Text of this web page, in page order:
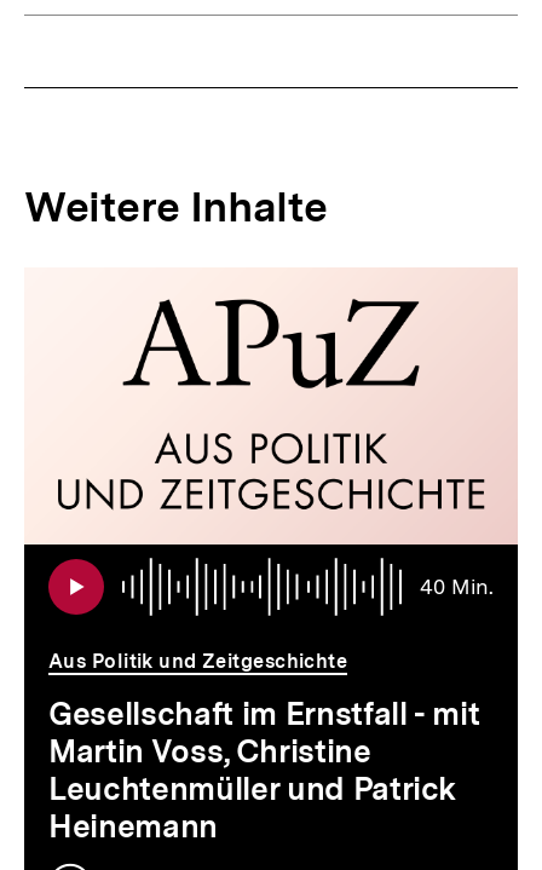
Weitere Inhalte
überspringen
40 Min.
Aus Politik und Zeitgeschichte
Gesellschaft im Ernstfall - mit
Martin Voss, Christine
Leuchtenmüller und Patrick
Heinemann